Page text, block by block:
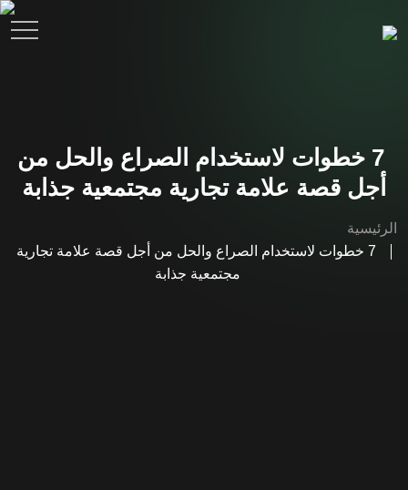
7 خطوات لاستخدام الصراع والحل من
أجل قصة علامة تجارية مجتمعية جذابة
الرئيسية
7 خطوات لاستخدام الصراع والحل من أجل قصة علامة تجارية
مجتمعية جذابة